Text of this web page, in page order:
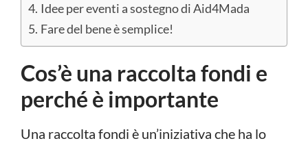
Idee per eventi a sostegno di Aid4Mada
Fare del bene è semplice!
Cos’è una raccolta fondi e
perché è importante
Una raccolta fondi è un’iniziativa che ha lo